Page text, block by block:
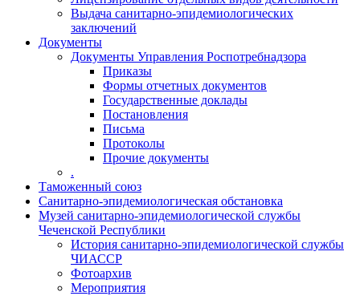
Выдача санитарно-эпидемиологических
заключений
Документы
Документы Управления Роспотребнадзора
Приказы
Формы отчетных документов
Государственные доклады
Постановления
Письма
Протоколы
Прочие документы
.
Таможенный союз
Санитарно-эпидемиологическая обстановка
Музей санитарно-эпидемиологической службы
Чеченской Республики
История санитарно-эпидемиологической службы
ЧИАССР
Фотоархив
Мероприятия